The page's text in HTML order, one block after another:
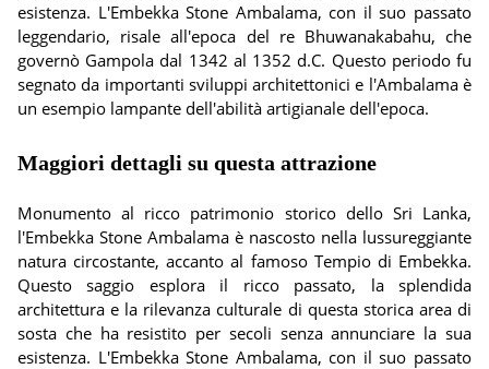
esistenza. L'Embekka Stone Ambalama, con il suo passato
leggendario, risale all'epoca del re Bhuwanakabahu, che
governò Gampola dal 1342 al 1352 d.C. Questo periodo fu
segnato da importanti sviluppi architettonici e l'Ambalama è
un esempio lampante dell'abilità artigianale dell'epoca.
Maggiori dettagli su questa attrazione
Monumento al ricco patrimonio storico dello Sri Lanka,
l'Embekka Stone Ambalama è nascosto nella lussureggiante
natura circostante, accanto al famoso Tempio di Embekka.
Questo saggio esplora il ricco passato, la splendida
architettura e la rilevanza culturale di questa storica area di
sosta che ha resistito per secoli senza annunciare la sua
esistenza. L'Embekka Stone Ambalama, con il suo passato